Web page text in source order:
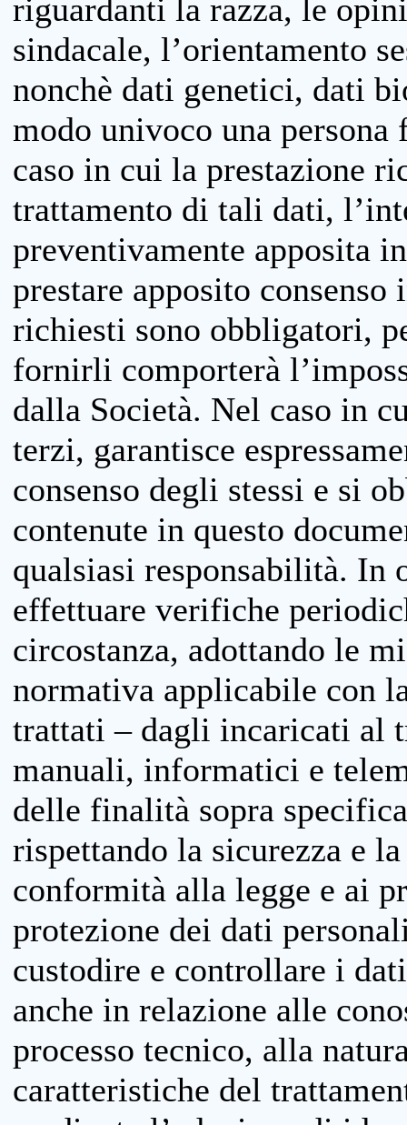
riguardanti la razza, le
sindacale, l’orientamento
nonchè dati genetici, dati
modo univoco una
caso in cui la prestazione
trattamento di tali dati,
preventivamente apposita
prestare apposito
richiesti sono obbligatori,
fornirli comporterà
dalla Società. Nel caso in
terzi, garantisce
consenso degli stessi e si
contenute in questo
qualsiasi responsabilità. In
effettuare verifiche
circostanza, adottando le
normativa applicabile con
trattati – dagli incaricati al
manuali, informatici e
delle finalità sopra
rispettando la sicurezza e
conformità alla legge e ai
protezione dei dati
custodire e controllare i
anche in relazione alle
processo tecnico, alla
caratteristiche del